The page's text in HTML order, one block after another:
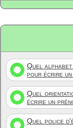
Quel
pour écrire un
Quel
écrire un
Quel police